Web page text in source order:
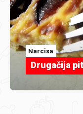
Narcisa
Drugačija